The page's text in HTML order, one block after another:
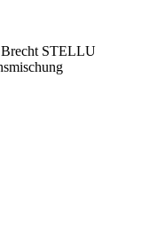
Brecht STELLU